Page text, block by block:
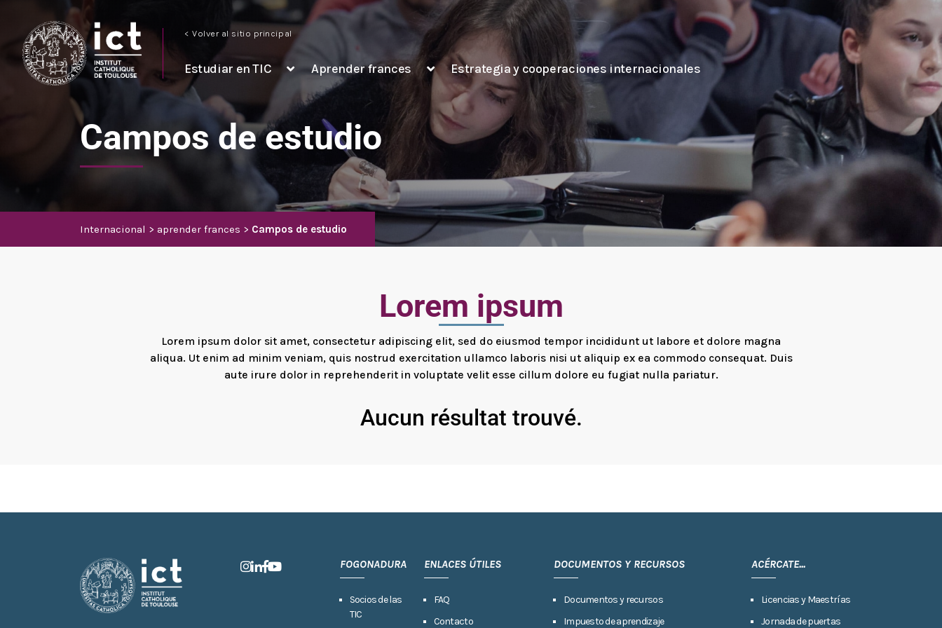
< Volver al sitio principal
Estudiar en TIC Aprender frances Estrategia y cooperaciones internacionales
Internacional aprender frances Campos de estudio
Campos de estudio
Lorem ipsum
Lorem ipsum dolor sit amet, consectetur adipiscing elit, sed do eiusmod tempor incididunt ut labore et dolore magna
aliqua. Ut enim ad minim veniam, quis nostrud exercitation ullamco laboris nisi ut aliquip ex ea commodo consequat. Duis
aute irure dolor in reprehenderit in voluptate velit esse cillum dolore eu fugiat nulla pariatur.
Aucun résultat trouvé.
FOGONADURA
Socios de las
TIC
ENLACES ÚTILES
FAQ
Contacto
DOCUMENTOS Y RECURSOS
Documentos y recursos
Impuesto de aprendizaje
ACÉRCATE...
Licencias y Maestrías
Jornada de puertas